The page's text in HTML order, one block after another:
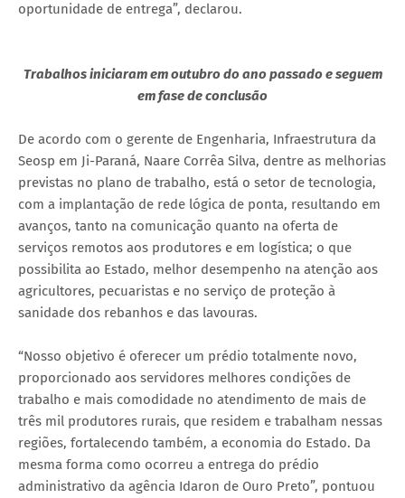
oportunidade de entrega”, declarou.
Trabalhos iniciaram em outubro do ano passado e seguem
em fase de conclusão
De acordo com o gerente de Engenharia, Infraestrutura da
Seosp em Ji-Paraná, Naare Corrêa Silva, dentre as melhorias
previstas no plano de trabalho, está o setor de tecnologia,
com a implantação de rede lógica de ponta, resultando em
avanços, tanto na comunicação quanto na oferta de
serviços remotos aos produtores e em logística; o que
possibilita ao Estado, melhor desempenho na atenção aos
agricultores, pecuaristas e no serviço de proteção à
sanidade dos rebanhos e das lavouras.
“Nosso objetivo é oferecer um prédio totalmente novo,
proporcionado aos servidores melhores condições de
trabalho e mais comodidade no atendimento de mais de
três mil produtores rurais, que residem e trabalham nessas
regiões, fortalecendo também, a economia do Estado. Da
mesma forma como ocorreu a entrega do prédio
administrativo da agência Idaron de Ouro Preto”, pontuou